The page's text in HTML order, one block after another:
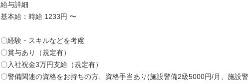
給与詳細
基本給：時給 1233円 〜
〇経験・スキルなどを考慮
〇賞与あり（規定有）
〇入社祝金3万円支給（規定有）
〇警備関連の資格をお持ちの方、資格手当あり(施設警備2級5000円/月、施設警